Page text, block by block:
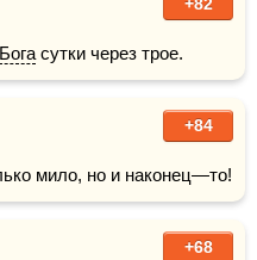
Бога сутки через трое.
+84
мило, но и наконец—то!
+68